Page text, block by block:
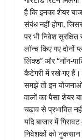
है कि इनका शेयर
संबंध नहीं होगा,
पर भी निवेश सुरक्षित
लॉन्च किए गए दोनों
लिंक्ड” और “नॉन-
कैटेगरी में रखे गए हैं।
समझें तो इन
वालों का पैसा शेयर
चढ़ाव से प्रभावित
यदि बाजार में
निवेशकों को नुकसान